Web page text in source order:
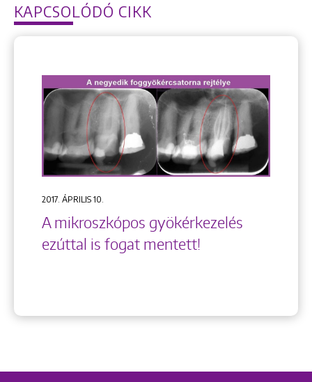
KAPCSOLÓDÓ CIKK
2017. ÁPRILIS 10.
A mikroszkópos gyökérkezelés
ezúttal is fogat mentett!